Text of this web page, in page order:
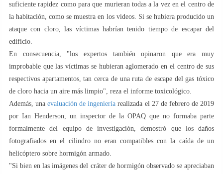
suficiente rapidez como para que murieran todas a la vez en el centro de
la habitación, como se muestra en los videos. Si se hubiera producido un
ataque con cloro, las víctimas habrían tenido tiempo de escapar del
edificio.
En consecuencia, "los expertos también opinaron que era muy
improbable que las víctimas se hubieran aglomerado en el centro de sus
respectivos apartamentos, tan cerca de una ruta de escape del gas tóxico
de cloro hacia un aire más limpio", reza el informe toxicológico.
Además, unaevaluación de ingeniería realizada el 27 de febrero de 2019
por Ian Henderson, un inspector de la OPAQ que no formaba parte
formalmente del equipo de investigación, demostró que los daños
fotografiados en el cilindro no eran compatibles con la caída de un
helicóptero sobre hormigón armado.
"Si bien en las imágenes del cráter de hormigón observado se apreciaban